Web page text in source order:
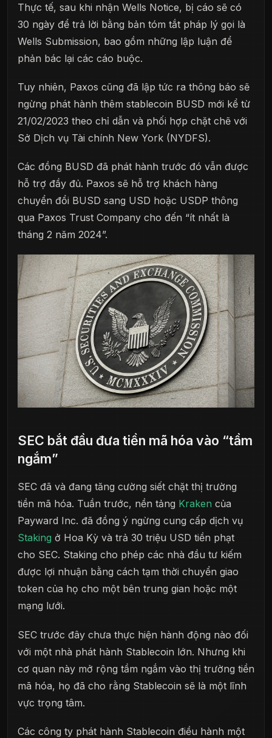
Thực tế, sau khi nhận Wells Notice, bị cáo sẽ có
30 ngày để trả lời bằng bản tóm tắt pháp lý gọi là
Wells Submission, bao gồm những lập luận để
phản bác lại các cáo buộc.
Tuy nhiên, Paxos cũng đã lập tức ra thông báo sẽ
ngừng phát hành thêm stablecoin BUSD mới kể từ
21/02/2023 theo chỉ dẫn và phối hợp chặt chẽ với
Sở Dịch vụ Tài chính New York (NYDFS).
Các đồng BUSD đã phát hành trước đó vẫn được
hỗ trợ đầy đủ. Paxos sẽ hỗ trợ khách hàng
chuyển đổi BUSD sang USD hoặc USDP thông
qua Paxos Trust Company cho đến “ít nhất là
tháng 2 năm 2024”.
SEC bắt đầu đưa tiền mã hóa vào “tầm
ngắm”
SEC đã và đang tăng cường siết chặt thị trường
tiền mã hóa. Tuần trước, nền tảng Kraken của
Payward Inc. đã đồng ý ngừng cung cấp dịch vụ
Staking ở Hoa Kỳ và trả 30 triệu USD tiền phạt
cho SEC. Staking cho phép các nhà đầu tư kiếm
được lợi nhuận bằng cách tạm thời chuyển giao
token của họ cho một bên trung gian hoặc một
mạng lưới.
SEC trước đây chưa thực hiện hành động nào đối
với một nhà phát hành Stablecoin lớn. Nhưng khi
cơ quan này mở rộng tầm ngắm vào thị trường tiền
mã hóa, họ đã cho rằng Stablecoin sẽ là một lĩnh
vực trọng tâm.
Các công ty phát hành Stablecoin điều hành một